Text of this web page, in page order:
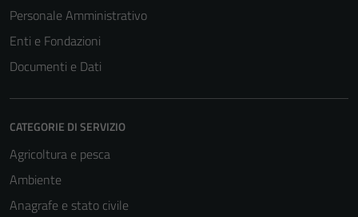
Personale Amministrativo
Enti e Fondazioni
Documenti e Dati
CATEGORIE DI SERVIZIO
Agricoltura e pesca
Ambiente
Anagrafe e stato civile